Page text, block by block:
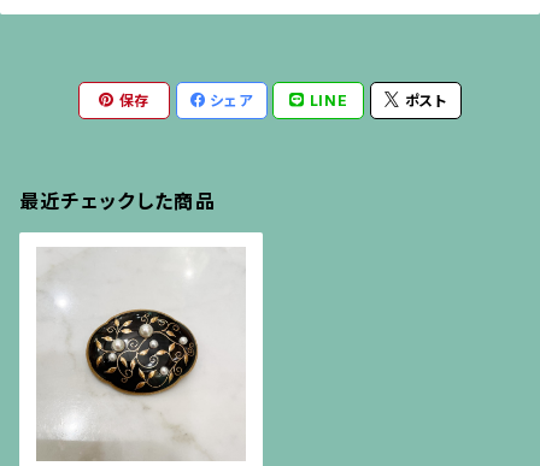
保存 シェア LINE ポスト
最近チェックした商品